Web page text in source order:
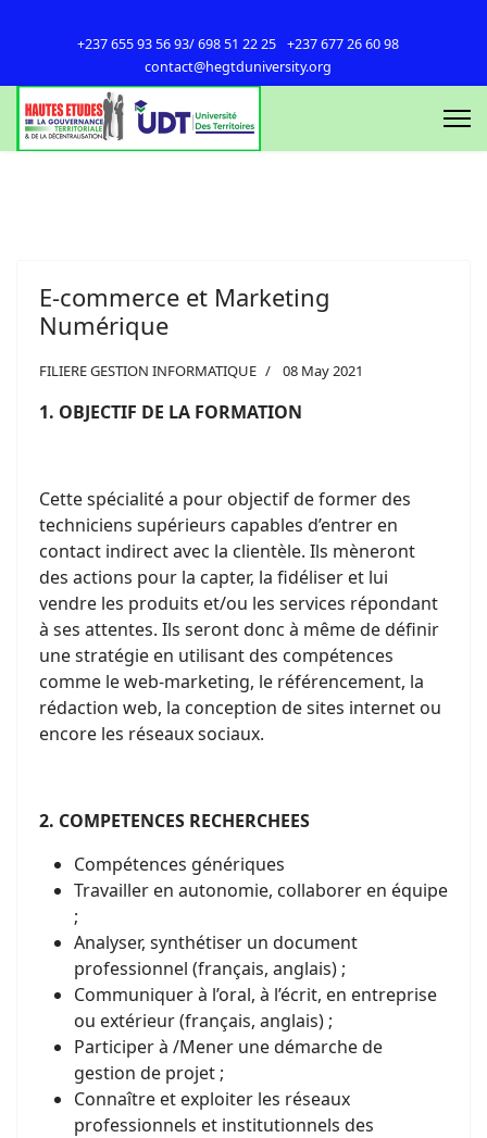
+237 655 93 56 93/ 698 51 22 25 +237 677 26 60 98
contact@hegtduniversity.org
E-commerce et Marketing
Numérique
FILIERE GESTION INFORMATIQUE 08 May 2021
1. OBJECTIF DE LA FORMATION
Cette spécialité a pour objectif de former des
techniciens supérieurs capables d’entrer en
contact indirect avec la clientèle. Ils mèneront
des actions pour la capter, la fidéliser et lui
vendre les produits et/ou les services répondant
à ses attentes. Ils seront donc à même de définir
une stratégie en utilisant des compétences
comme le web-marketing, le référencement, la
rédaction web, la conception de sites internet ou
encore les réseaux sociaux.
2. COMPETENCES RECHERCHEES
Compétences génériques
Travailler en autonomie, collaborer en équipe
;
Analyser, synthétiser un document
professionnel (français, anglais) ;
Communiquer à l’oral, à l’écrit, en entreprise
ou extérieur (français, anglais) ;
Participer à /Mener une démarche de
gestion de projet ;
Connaître et exploiter les réseaux
professionnels et institutionnels des